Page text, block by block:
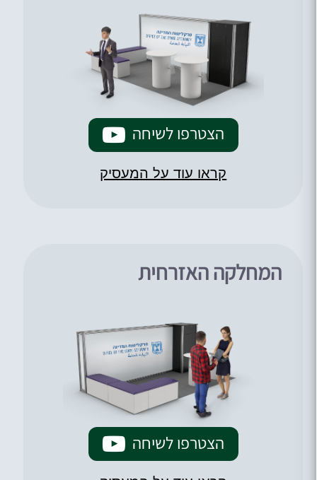
הצטרפו לשיחה
קראו עוד על המעסיק
המחלקה האזרחית
הצטרפו לשיחה